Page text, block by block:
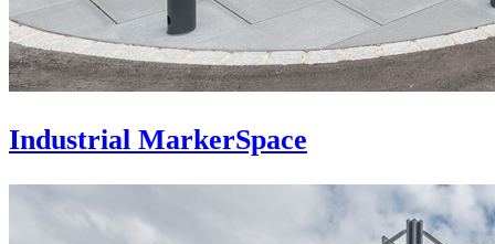
Industrial MarkerSpace